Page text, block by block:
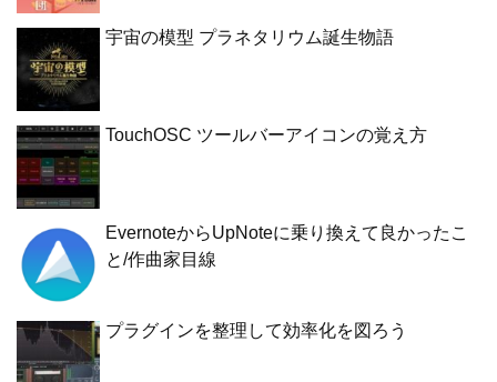
宇宙の模型 プラネタリウム誕生物語
TouchOSC ツールバーアイコンの覚え方
EvernoteからUpNoteに乗り換えて良かったこ
と/作曲家目線
プラグインを整理して効率化を図ろう